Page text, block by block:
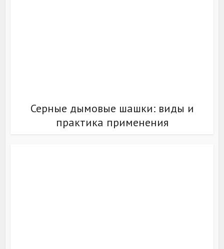
Серные дымовые шашки: виды и
практика применения